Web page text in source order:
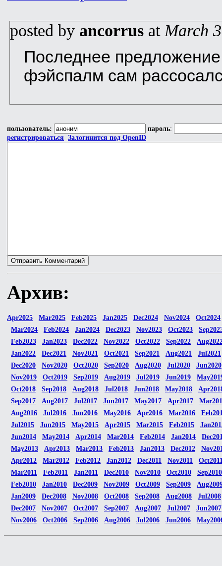
posted by ancorrus at March
Последнее предложение
фэйспалм сам
пользователь: пароль:
регистрироваться Залогинится под OpenID
Архив:
Apr2025 Mar2025 Feb2025 Jan2025 Dec2024 Nov2024
Oct2024
Mar2024
Feb2024 Jan2024 Dec2023 Nov2023 Oct2023
Feb2023
Jan2023 Dec2022 Nov2022 Oct2022 Sep2022
Jan2022
Dec2021 Nov2021 Oct2021 Sep2021 Aug2021
Jul2021
Dec2020
Nov2020 Oct2020 Sep2020 Aug2020 Jul2020
Jun2020
Nov2019
Oct2019 Sep2019 Aug2019 Jul2019 Jun2019
Oct2018
Sep2018 Aug2018 Jul2018 Jun2018 May2018
Sep2017
Aug2017 Jul2017 Jun2017 May2017 Apr2017
Aug2016
Jul2016 Jun2016 May2016 Apr2016 Mar2016
Jul2015
Jun2015 May2015 Apr2015 Mar2015 Feb2015
Jun2014
May2014 Apr2014 Mar2014 Feb2014 Jan2014
May2013
Apr2013 Mar2013 Feb2013 Jan2013 Dec2012
Apr2012
Mar2012 Feb2012 Jan2012 Dec2011 Nov2011
Mar2011
Feb2011 Jan2011 Dec2010 Nov2010 Oct2010
Sep2010
Feb2010
Jan2010 Dec2009 Nov2009 Oct2009 Sep2009
Jan2009
Dec2008 Nov2008 Oct2008 Sep2008 Aug2008
Jul2008
Dec2007
Nov2007 Oct2007 Sep2007 Aug2007 Jul2007
Jun2007
Nov2006
Oct2006 Sep2006 Aug2006 Jul2006 Jun2006